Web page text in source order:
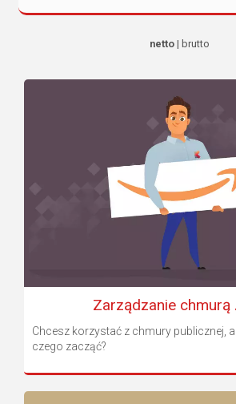
netto| brutto
Zarządzanie chmurą
Chcesz korzystać z chmury publicznej,
czego zacząć?